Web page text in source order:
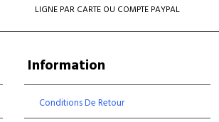
LIGNE PAR CARTE OU COMPTE PAYPAL
Information
Conditions De Retour